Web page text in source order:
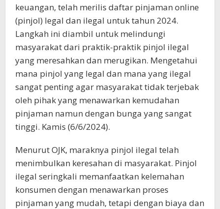
keuangan, telah merilis daftar pinjaman online
(pinjol) legal dan ilegal untuk tahun 2024.
Langkah ini diambil untuk melindungi
masyarakat dari praktik-praktik pinjol ilegal
yang meresahkan dan merugikan. Mengetahui
mana pinjol yang legal dan mana yang ilegal
sangat penting agar masyarakat tidak terjebak
oleh pihak yang menawarkan kemudahan
pinjaman namun dengan bunga yang sangat
tinggi. Kamis (6/6/2024).
Menurut OJK, maraknya pinjol ilegal telah
menimbulkan keresahan di masyarakat. Pinjol
ilegal seringkali memanfaatkan kelemahan
konsumen dengan menawarkan proses
pinjaman yang mudah, tetapi dengan biaya dan